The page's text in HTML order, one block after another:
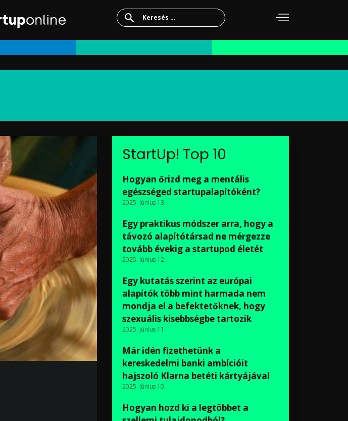
Keresés:
StartUp! Top 10
Hogyan őrizd meg a mentális
egészséged startupalapítóként?
2025. június 13.
Egy praktikus módszer arra, hogy a
távozó alapítótársad ne mérgezze
tovább évekig a startupod életét
2025. június 12.
Egy kutatás szerint az európai
alapítók több mint harmada nem
mondja el a befektetőknek, hogy
szexuális kisebbségbe tartozik
2025. június 11.
Már idén fizethetünk a
kereskedelmi banki ambícióit
hajszoló Klarna betéti kártyájával
2025. június 10.
Hogyan hozd ki a legtöbbet a